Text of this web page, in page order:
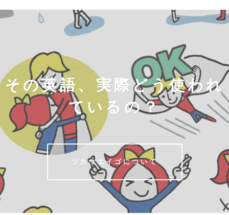
その英語、実際どう使われ
ているの？
ツカウエイゴについて